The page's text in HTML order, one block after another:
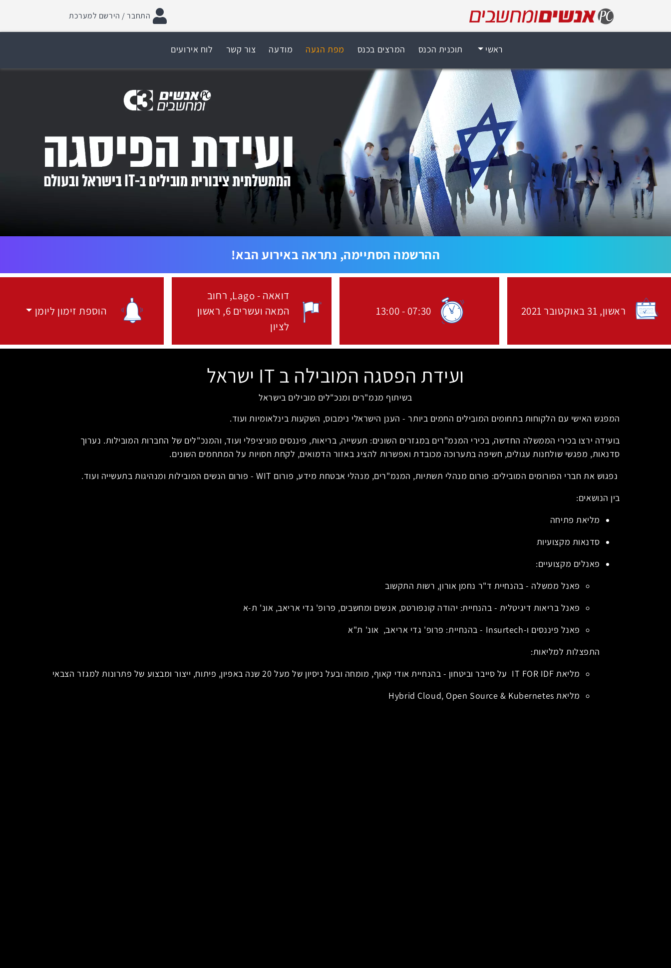
התחבר / הירשם למערכת
ראשי תוכנית הכנס המרצים בכנס מפת הגעה מודעה צור קשר לוח אירועים
ההרשמה הסתיימה, נתראה באירוע הבא!
האירוע יתקיים בתאריך
ראשון, 31 באוקטובר 2021
שעת התחלת האירוע:
07:30
-
13:00
מקום האירוע:
דואאה - Lago
רחוב
המאה ועשרים 6, ראשון
לציון
הוספת זימון ליומן
הוספת זימון ליומן
ועידת הפסגה המובילה ב IT ישראל
בשיתוף מנמ"רים ומנכ"לים מובילים בישראל
המפגש האישי עם הלקוחות בתחומים המובילים החמים ביותר - הענן הישראלי נימבוס, השקעות בינלאומיות ועוד.
בועידה ירצו בכירי הממשלה החדשה, בכירי המנמ"רים במגזרים השונים: תעשייה, בריאות, פיננסים מוניציפלי ועוד, והמנכ"לים של החברות המובילות. נערוך
סדנאות, מפגשי שולחנות עגולים, חשיפה בתערוכה מכובדת ואפשרות להציג באזור הדמואים, לקחת חסויות על המתחמים השונים.
נפגוש את חברי הפורומים המובילים: פורום מנהלי תשתיות, המנמ"רים, מנהלי אבטחת מידע, פורום WIT - פורום הנשים המובילות ומנהיגות בתעשייה ועוד.
בין הנושאים:
מליאת פתיחה
סדנאות מקצועיות
פאנלים מקצועיים:
פאנל ממשלה - בהנחיית ד"ר נחמן אורון, רשות התקשוב
פאנל בריאות דיגיטלית - בהנחיית: יהודה קונפורטס, אנשים ומחשבים, פרופ' גדי אריאב, אונ' ת-א
פאנל פיננסים ו-Insurtech - בהנחיית: פרופ' גדי אריאב, אונ' ת"א
התפצלות למליאות:
מליאת IT FOR IDF על סייבר וביטחון - בהנחיית אודי קאוף, מומחה ובעל ניסיון של מעל 20 שנה באפיון, פיתוח, ייצור ומבצוע של פתרונות למגזר הצבאי
מליאת Hybrid Cloud, Open Source & Kubernetes